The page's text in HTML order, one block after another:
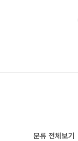
분류 전체보기